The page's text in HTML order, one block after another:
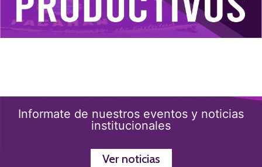
Informate de nuestros eventos y noticias
institucionales
Ver noticias